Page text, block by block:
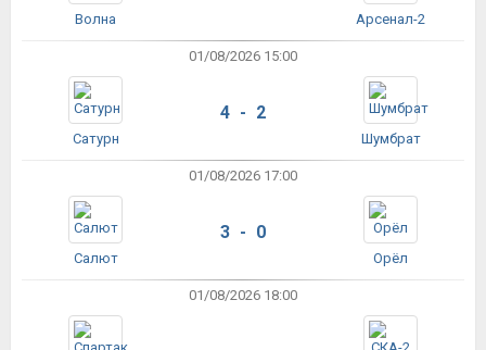
Волна Арсенал-2
01/08/2026 15:00
Сатурн
4 - 2
Шумбрат
01/08/2026 17:00
Салют
3 - 0
Орёл
01/08/2026 18:00